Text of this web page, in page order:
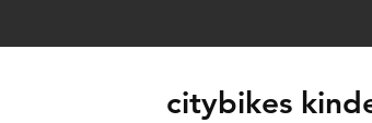
citybikes